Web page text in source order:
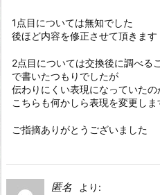
1点目については無知でした
後ほど内容を修正させて頂きます
2点目については交換後に調べる
で書いたつもりでしたが
伝わりにくい表現になっていた
こちらも何かしら表現を変更しま
ご指摘ありがとうございました
匿名
より: